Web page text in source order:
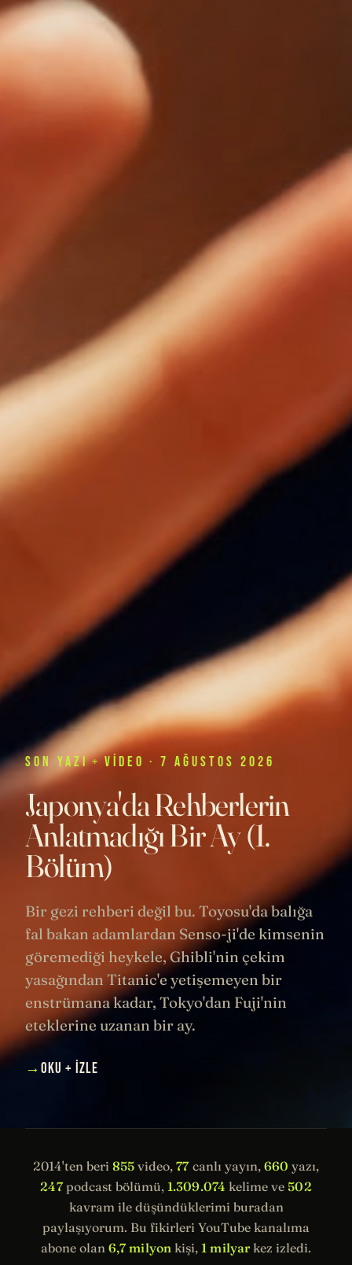
SON YAZI + VIDEO · 7 AĞUSTOS 2026
Japonya'da Rehberlerin
Anlatmadığı Bir Ay (1.
Bölüm)
Bir gezi rehberi değil bu. Toyosu'da balığa
fal bakan adamlardan Senso-ji'de kimsenin
göremediği heykele, Ghibli'nin çekim
yasağından Titanic'e yetişemeyen bir
enstrümana kadar, Tokyo'dan Fuji'nin
eteklerine uzanan bir ay.
→ OKU + İZLE
2014'ten beri 855 video,77canlı yayın, 660 yazı,
247podcast bölümü, 1.309.074 kelime ve 502
kavram ile düşündüklerimi buradan
paylaşıyorum. Bu fikirleri YouTube kanalıma
abone olan 6,7 milyon kişi, 1 milyarkez izledi.